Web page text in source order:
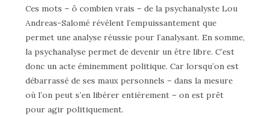
Ces mots – ô combien vrais – de la psychanalyste Lou
Andreas-Salomé révèlent l’empuissantement que
permet une analyse réussie pour l’analysant. En somme,
la psychanalyse permet de devenir un être libre. C’est
donc un acte éminemment politique. Car lorsqu’on est
débarrassé de ses maux personnels – dans la mesure
où l’on peut s’en libérer entièrement – on est prêt
pour agir politiquement.